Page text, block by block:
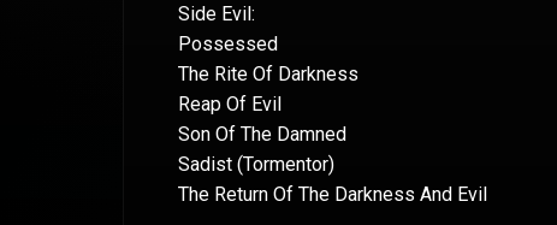
Side Evil:
Possessed
The Rite Of Darkness
Reap Of Evil
Son Of The Damned
Sadist (Tormentor)
The Return Of The Darkness And Evil